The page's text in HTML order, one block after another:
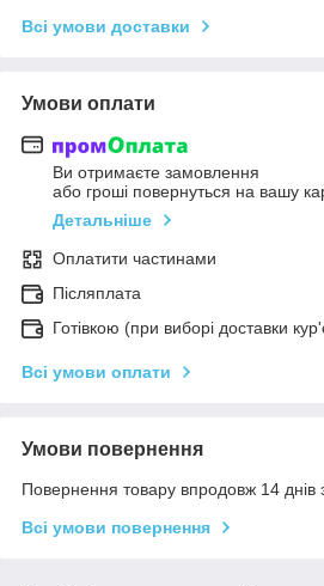
Всі умови доставки
Умови оплати
Ви отримаєте замовлення
або гроші повернуться на вашу
Детальніше
Оплатити частинами
Післяплата
Готівкою (при виборі доставки
Всі умови оплати
Умови повернення
Повернення товару впродовж 14 днів
Всі умови повернення